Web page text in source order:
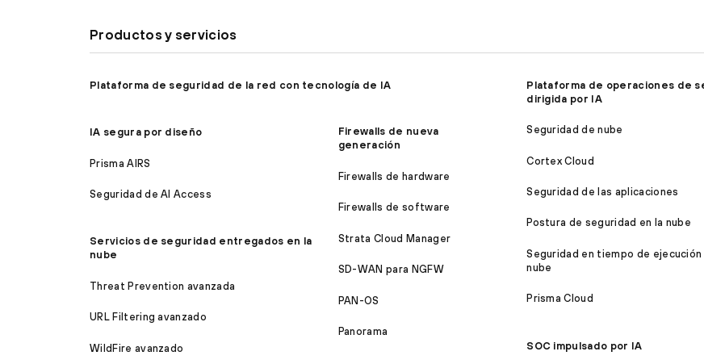
Productos y servicios
Plataforma de seguridad de la red con tecnología de IA
IA segura por diseño
Prisma AIRS
Seguridad de AI Access
Servicios de seguridad entregados en la
nube
Threat Prevention avanzada
URL Filtering avanzado
WildFire avanzado
Firewalls de nueva
generación
Firewalls de hardware
Firewalls de software
Strata Cloud Manager
SD-WAN para NGFW
PAN-OS
Panorama
Plataforma de operaciones de
dirigida por IA
Seguridad de nube
Cortex Cloud
Seguridad de las aplicaciones
Postura de seguridad en la nube
Seguridad en tiempo de ejecución
nube
Prisma Cloud
SOC impulsado por IA